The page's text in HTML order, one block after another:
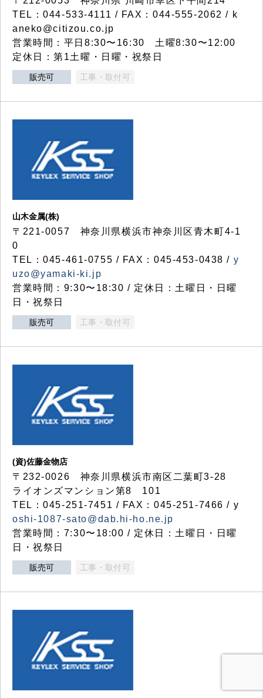
TEL：044-533-4111 / FAX：044-555-2062 / k
aneko@citizou.co.jp
営業時間：平日8:30〜16:30 土曜8:30〜12:00
定休日：第1土曜・日曜・祝祭日
販売可 工事・取付可
山木金属(株)
〒221-0057 神奈川県横浜市神奈川区青木町4-1
0
TEL：045-461-0755 / FAX：045-453-0438 / y
uzo@yamaki-ki.jp
営業時間：9:30〜18:30 / 定休日：土曜日・日曜
日・祝祭日
販売可 工事・取付可
(資)佐藤金物店
〒232-0026 神奈川県横浜市南区二葉町3-28
ライオンズマンション第8 101
TEL：045-251-7451 / FAX：045-251-7466 / y
oshi-1087-sato@dab.hi-ho.ne.jp
営業時間：7:30〜18:00 / 定休日：土曜日・日曜
日・祝祭日
販売可 工事・取付可